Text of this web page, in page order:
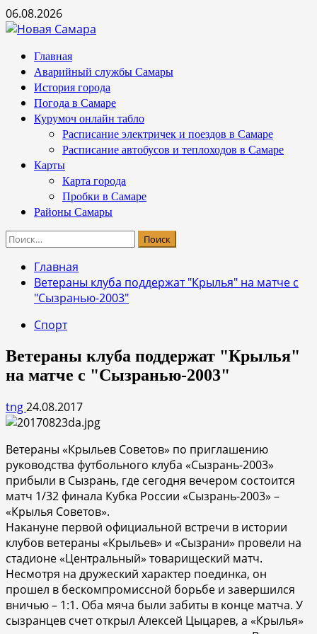
Перейти
к
06.08.2026
Основное
меню
Главная
Аварийный службы Самары
История города
Погода в Самаре
Курумоч онлайн табло
Расписание электричек и поездов в Самаре
Расписание автобусов и теплоходов в Самаре
Карты
Карта города
Пробки в Самаре
Районы Самары
Найти:
Главная
Ветераны клуба поддержат "Крылья" на матче с
"Сызранью-2003"
Спорт
Ветераны клуба поддержат "Крылья"
на матче с "Сызранью-2003"
tng24.08.2017
Ветераны «Крыльев Советов» по приглашению
руководства футбольного клуба «Сызрань-2003»
прибыли в Сызрань, где сегодня вечером состоится
матч 1/32 финала Кубка России «Сызрань-2003» –
«Крылья Советов».
Накануне первой официальной встречи в истории
клубов ветераны «Крыльев» и «Сызрани» провели на
стадионе «Центральный» товарищеский матч.
Несмотря на дружеский характер поединка, он
прошел в бескомпромиссной борьбе и завершился
вничью – 1:1. Оба мяча были забиты в конце матча. У
сызранцев счет открыл Алексей Цыцарев, а «Крылья»